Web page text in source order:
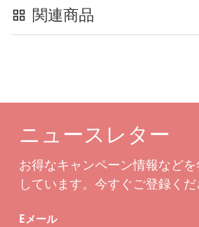
関連商品
ニュースレター
お得なキャンペーン情報など
しています。今すぐご登録くだ
Eメール